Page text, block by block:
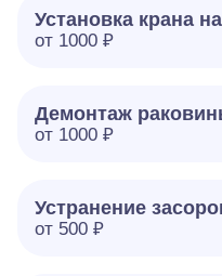
Установка крана
от 1000 ₽
Демонтаж
от 1000 ₽
Устранение
от 500 ₽